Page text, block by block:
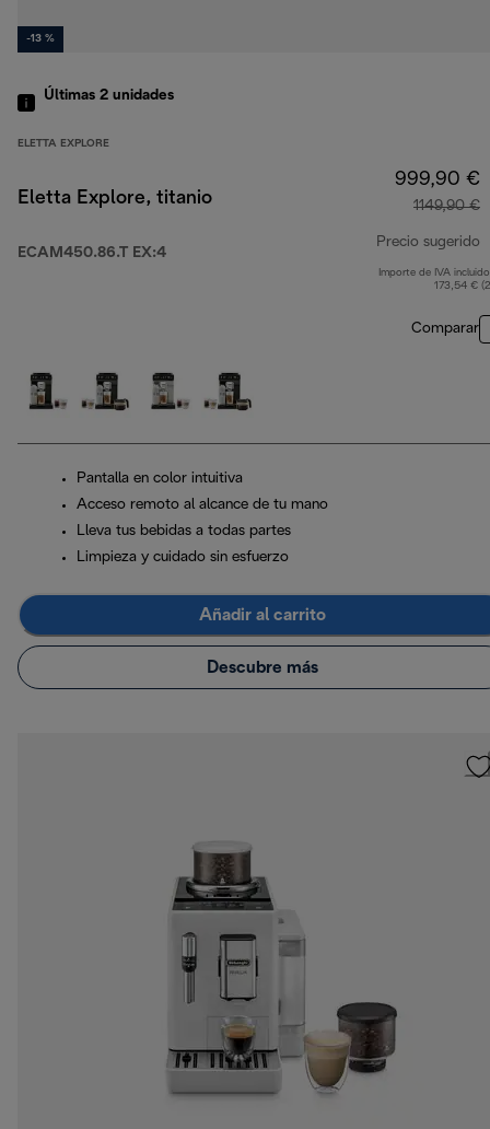
-13 %
Últimas 2 unidades
ELETTA EXPLORE
Eletta Explore, titanio
ECAM450.86.T EX:4
999,90 €
1149,90 €
Precio sugerido
Importe de IVA
173,54 €
Comparar
Pantalla en color intuitiva
Acceso remoto al alcance de tu mano
Lleva tus bebidas a todas partes
Limpieza y cuidado sin esfuerzo
Añadir al carrito
Descubre más